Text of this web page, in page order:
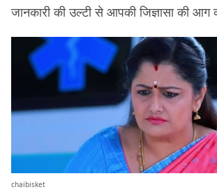
जानकारी की उल्टी से आपकी जिज्ञासा की आग
chaibisket